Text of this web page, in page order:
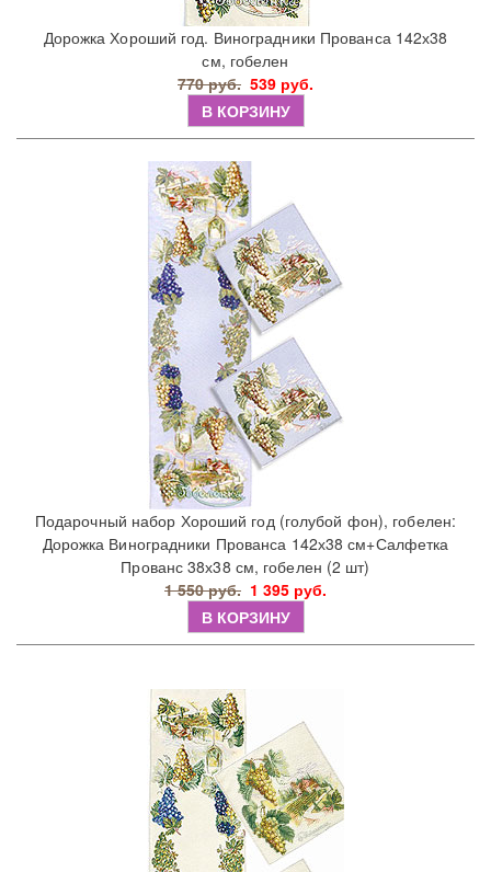
Дорожка Хороший год. Виноградники Прованса 142х38
см, гобелен
770 руб. 539 руб.
В КОРЗИНУ
Подарочный набор Хороший год (голубой фон), гобелен:
Дорожка Виноградники Прованса 142х38 см+Салфетка
Прованс 38х38 см, гобелен (2 шт)
1 550 руб. 1 395 руб.
В КОРЗИНУ